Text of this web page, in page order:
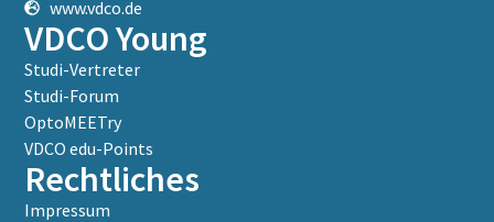
www.vdco.de
VDCO Young
Studi-Vertreter
Studi-Forum
OptoMEETry
VDCO edu-Points
Rechtliches
Impressum